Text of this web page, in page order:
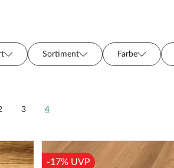
Sortiment Farbe
3 4
-17% UVP